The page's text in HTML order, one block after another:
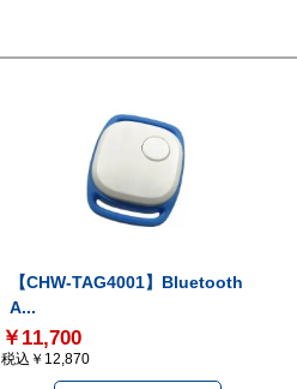
【CHW-TAG4001】Bluetooth
A...
￥11,700
税込￥12,870